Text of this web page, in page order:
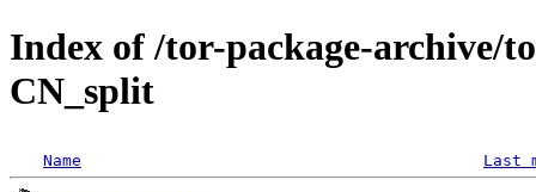
Index of /tor-package-archive/
CN_split
Name Last